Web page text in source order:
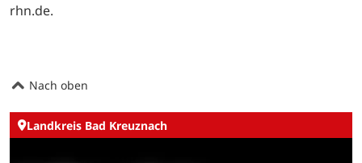
rhn.de.
Nach oben
Landkreis Bad Kreuznach